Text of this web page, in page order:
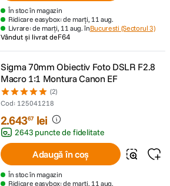
În stoc în magazin
Ridicare easybox: de marți, 11 aug.
Livrare: de marți, 11 aug. înBucuresti (Sectorul 3)
Vândut și livrat deF64
Sigma 70mm Obiectiv Foto DSLR F2.8
Macro 1:1 Montura Canon EF
(2)
Cod: 125041218
2.64367 lei
2643 puncte de fidelitate
Adaugă în coș
În stoc în magazin
Ridicare easybox: de marți, 11 aug.